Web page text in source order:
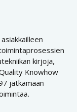
kirjoja,
Knowhow
jatkamaan